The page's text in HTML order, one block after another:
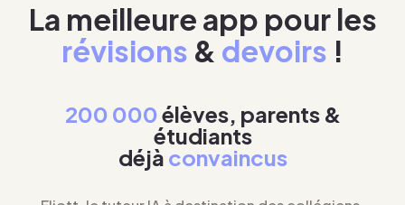
La meilleure app pour les
révisions & devoirs !
200 000élèves, parents &
étudiants
déjà convaincus